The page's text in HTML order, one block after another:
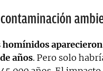
años. Pero solo